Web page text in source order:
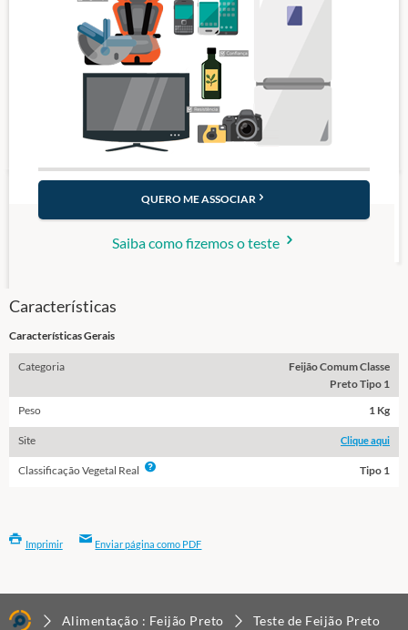
QUERO ME ASSOCIAR
Saiba como fizemos o teste
Características
Características Gerais
Categoria
Feijão Comum Classe
Preto Tipo 1
Peso
1 Kg
Site Clique aqui
Classificação Vegetal Real Info Tipo 1
Imprimir Enviar página como PDF
Alimentação : Feijão Preto
Teste de Feijão Preto